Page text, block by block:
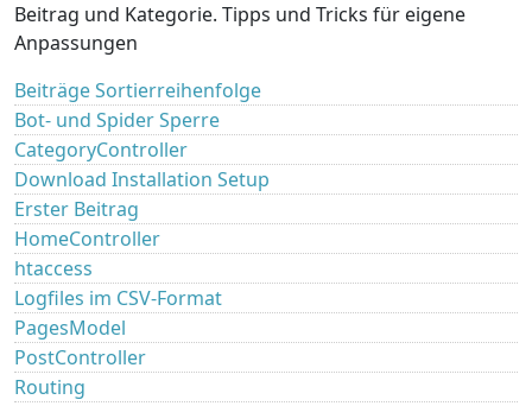
Beitrag und Kategorie. Tipps und Tricks für eigene
Anpassungen
Beiträge Sortierreihenfolge
Bot- und Spider Sperre
CategoryController
Download Installation Setup
Erster Beitrag
HomeController
htaccess
Logfiles im CSV-Format
PagesModel
PostController
Routing